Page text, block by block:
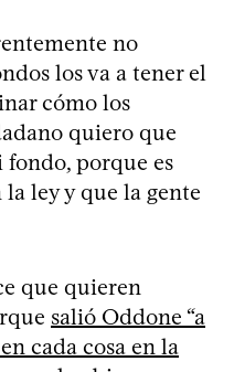
no
los va a tener el
cómo los
quiero que
porque es
ley y que la gente
que quieren
salió Oddone “a
cada cosa en la